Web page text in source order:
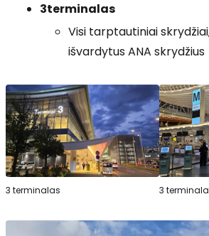
3terminalas
Visi tarptautiniai
išvardytus ANA skrydžius
3 terminalas 3